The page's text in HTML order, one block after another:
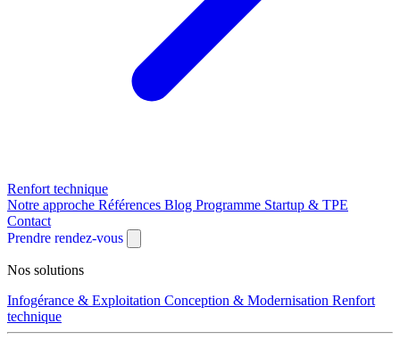
Renfort technique
Notre approche Références Blog Programme Startup & TPE
Contact
Prendre rendez-vous
Nos solutions
Infogérance & Exploitation Conception & Modernisation Renfort
technique